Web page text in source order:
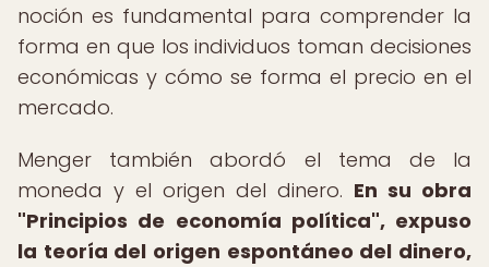
noción es fundamental para comprender la
forma en que los individuos toman decisiones
económicas y cómo se forma el precio en el
mercado.
Menger también abordó el tema de la
moneda y el origen del dinero. En su obra
"Principios de economía política", expuso
la teoría del origen espontáneo del dinero,